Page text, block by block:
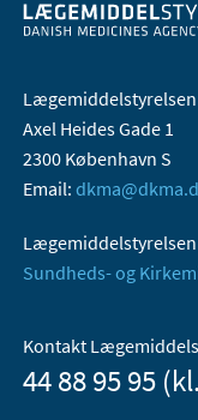
Lægemiddelstyrelsen
Axel Heides Gade 1
2300 København S
Email:
Sundheds- og
Kontakt
44 88 95 95